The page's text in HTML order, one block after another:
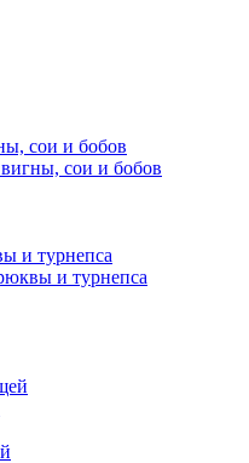
сои и бобов
сои и бобов
и турнепса
и турнепса